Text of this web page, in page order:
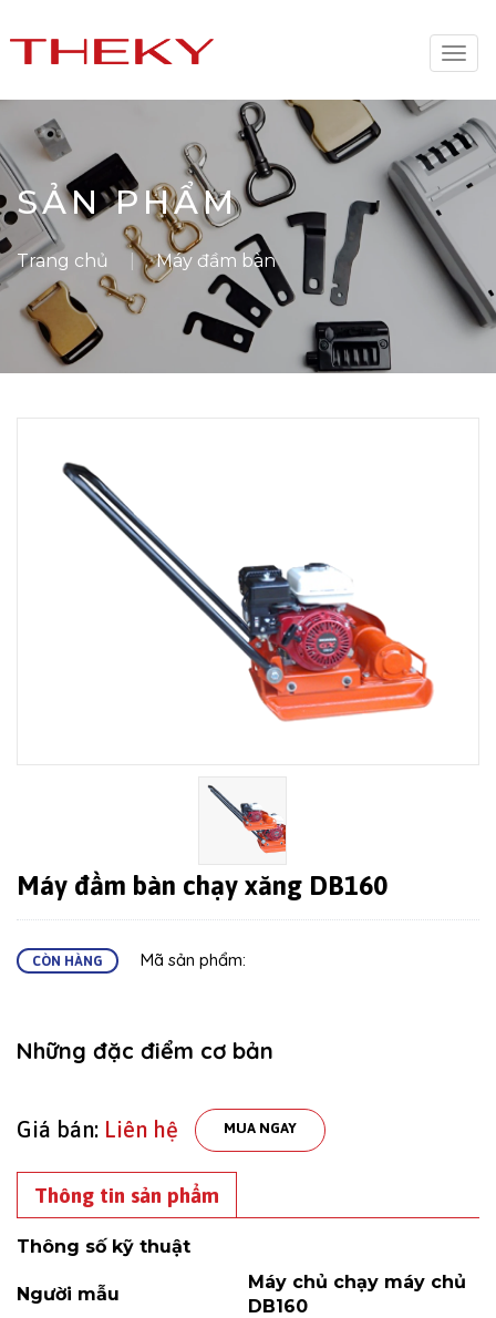
SẢN PHẨM
Trang chủ Máy đầm bàn
Máy đầm bàn chạy xăng DB160
CÒN HÀNG Mã sản phẩm:
Những đặc điểm cơ bản
Giá bán: Liên hệ MUA NGAY
Thông tin sản phẩm
Thông số kỹ thuật
Người mẫu
Máy chủ chạy máy chủ
DB160